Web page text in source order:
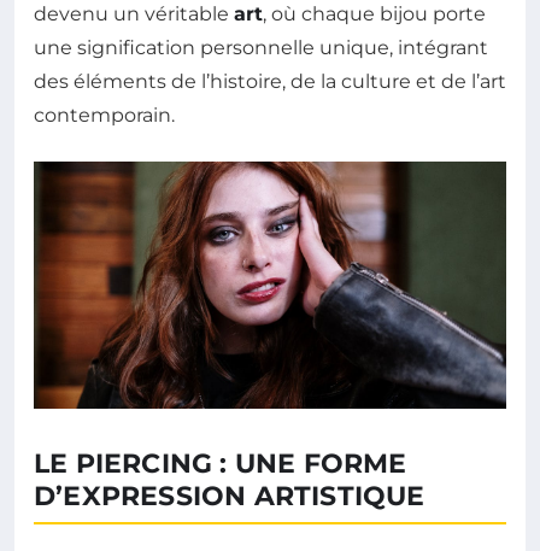
devenu un véritable art, où chaque bijou porte
une signification personnelle unique, intégrant
des éléments de l’histoire, de la culture et de l’art
contemporain.
LE PIERCING : UNE FORME
D’EXPRESSION ARTISTIQUE